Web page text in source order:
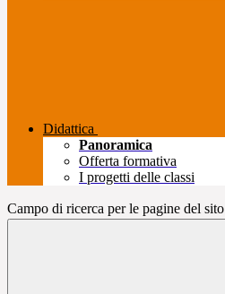
Didattica
Panoramica
Offerta formativa
I progetti delle classi
Campo di ricerca per le pagine del sito